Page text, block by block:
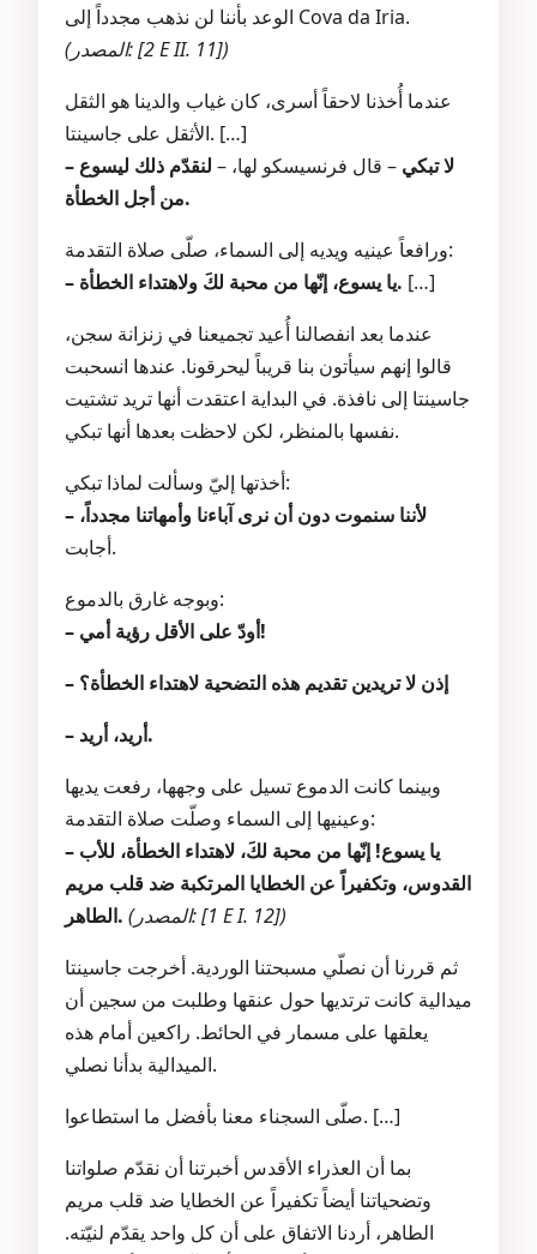
الوعد بأننا لن نذهب مجدداً إلى Cova da Iria.
(المصدر: [2 E II. 11])
عندما أُخذنا لاحقاً أسرى، كان غياب والدينا هو الثقل
الأثقل على جاسينتا. […]
– لا تبكي – قال فرنسيسكو لها، – لنقدّم ذلك ليسوع
من أجل الخطأة.
ورافعاً عينيه ويديه إلى السماء، صلّى صلاة التقدمة:
– يا يسوع، إنّها من محبة لكَ ولاهتداء الخطأة. […]
عندما بعد انفصالنا أُعيد تجميعنا في زنزانة سجن،
قالوا إنهم سيأتون بنا قريباً ليحرقونا. عندها انسحبت
جاسينتا إلى نافذة. في البداية اعتقدت أنها تريد تشتيت
نفسها بالمنظر، لكن لاحظت بعدها أنها تبكي.
أخذتها إليّ وسألت لماذا تبكي:
– لأننا سنموت دون أن نرى آباءنا وأمهاتنا مجدداً،
أجابت.
وبوجه غارق بالدموع:
– أودّ على الأقل رؤية أمي!
– إذن لا تريدين تقديم هذه التضحية لاهتداء الخطأة؟
– أريد، أريد.
وبينما كانت الدموع تسيل على وجهها، رفعت يديها
وعينيها إلى السماء وصلّت صلاة التقدمة:
– يا يسوع! إنّها من محبة لكَ، لاهتداء الخطأة، للأب
القدوس، وتكفيراً عن الخطايا المرتكبة ضد قلب مريم
الطاهر.
(المصدر: [1 E I. 12])
ثم قررنا أن نصلّي مسبحتنا الوردية. أخرجت جاسينتا
ميدالية كانت ترتديها حول عنقها وطلبت من سجين أن
يعلقها على مسمار في الحائط. راكعين أمام هذه
الميدالية بدأنا نصلي.
صلّى السجناء معنا بأفضل ما استطاعوا. […]
بما أن العذراء الأقدس أخبرتنا أن نقدّم صلواتنا
وتضحياتنا أيضاً تكفيراً عن الخطايا ضد قلب مريم
الطاهر، أردنا الاتفاق على أن كل واحد يقدّم لنيّته.